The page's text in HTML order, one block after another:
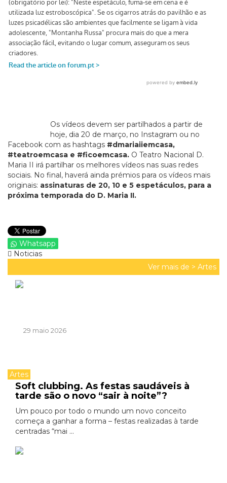
Os vídeos devem ser partilhados a partir de
hoje, dia 20 de março, no Instagram ou no
Facebook com as hashtags #dmariaiiemcasa,
#teatroemcasa e #ficoemcasa. O Teatro Nacional D.
Maria II irá partilhar os melhores vídeos nas suas redes
sociais. No final, haverá ainda prémios para os vídeos mais
originais: assinaturas de 20, 10 e 5 espetáculos, para a
próxima temporada do D. Maria II.
Whatsapp
Noticias
Ver mais de > Artes
Artes
29 maio 2026
Soft clubbing. As festas saudáveis à
tarde são o novo “sair à noite”?
Um pouco por todo o mundo um novo conceito
começa a ganhar a forma – festas realizadas à tarde
centradas “mai ...